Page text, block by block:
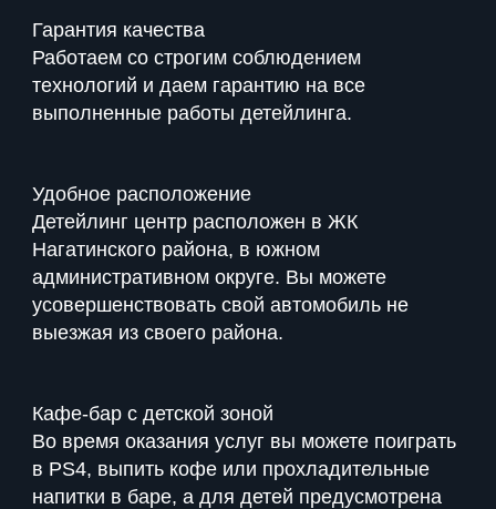
Гарантия качества
Работаем со строгим соблюдением
технологий и даем гарантию на все
выполненные работы детейлинга.
Удобное расположение
Детейлинг центр расположен в ЖК
Нагатинского района, в южном
административном округе. Вы можете
усовершенствовать свой автомобиль не
выезжая из своего района.
Кафе-бар с детской зоной
Во время оказания услуг вы можете поиграть
в PS4, выпить кофе или прохладительные
напитки в баре, а для детей предусмотрена